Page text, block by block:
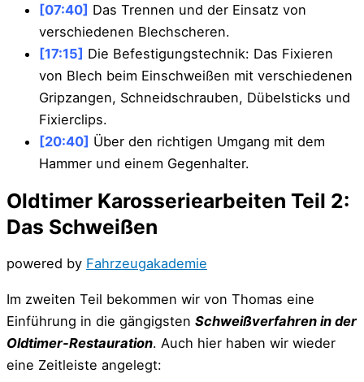
[07:40] Das Trennen und der Einsatz von
verschiedenen Blechscheren.
[17:15] Die Befestigungstechnik: Das Fixieren
von Blech beim Einschweißen mit verschiedenen
Gripzangen, Schneidschrauben, Dübelsticks und
Fixierclips.
[20:40] Über den richtigen Umgang mit dem
Hammer und einem Gegenhalter.
Oldtimer Karosseriearbeiten Teil 2:
Das Schweißen
powered by Fahrzeugakademie
Im zweiten Teil bekommen wir von Thomas eine
Einführung in die gängigsten Schweißverfahren in der
Oldtimer-Restauration. Auch hier haben wir wieder
eine Zeitleiste angelegt: